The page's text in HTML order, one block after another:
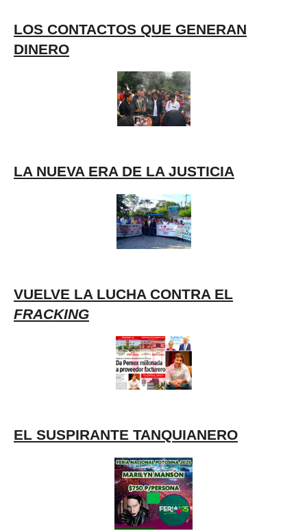
LOS CONTACTOS QUE GENERAN
DINERO
LA NUEVA ERA DE LA JUSTICIA
VUELVE LA LUCHA CONTRA EL
FRACKING
EL SUSPIRANTE TANQUIANERO